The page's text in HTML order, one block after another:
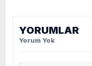
YORUMLAR
Yorum Yok